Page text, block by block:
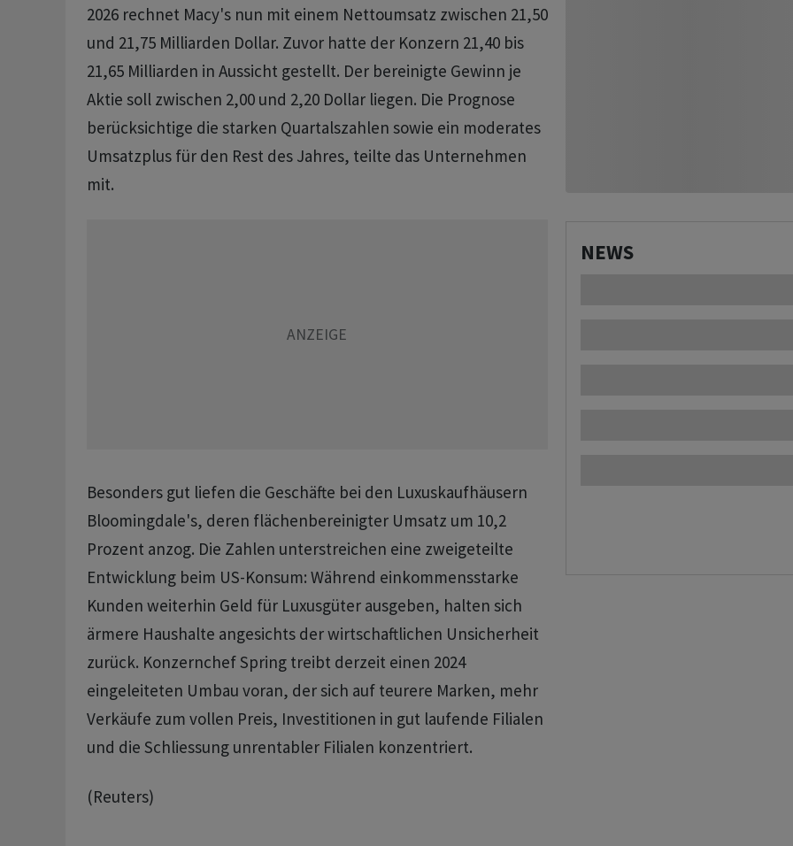
2026 rechnet Macy's nun mit einem Nettoumsatz zwischen 21,50
und 21,75 Milliarden Dollar. Zuvor ​hatte der Konzern 21,40 bis
21,65 Milliarden in ​Aussicht gestellt. Der bereinigte Gewinn je ​
Aktie soll zwischen 2,00 und 2,20 Dollar liegen. Die Prognose
berücksichtige die starken Quartalszahlen ‌sowie ein moderates
Umsatzplus für den Rest des Jahres, teilte das Unternehmen
mit.
Besonders gut liefen die Geschäfte bei den Luxuskaufhäusern
Bloomingdale's, deren ​flächenbereinigter ​Umsatz um 10,2
Prozent anzog. Die ⁠Zahlen unterstreichen eine zweigeteilte
Entwicklung beim US-Konsum: ​Während einkommensstarke
Kunden ⁠weiterhin Geld für Luxusgüter ausgeben, halten sich
ärmere Haushalte angesichts der wirtschaftlichen ‌Unsicherheit
zurück. Konzernchef Spring treibt derzeit einen 2024
eingeleiteten Umbau voran, der sich auf teurere Marken, mehr
Verkäufe ‌zum vollen Preis, Investitionen in gut laufende Filialen
und ​die Schliessung unrentabler Filialen konzentriert.
(Reuters)
NEWS